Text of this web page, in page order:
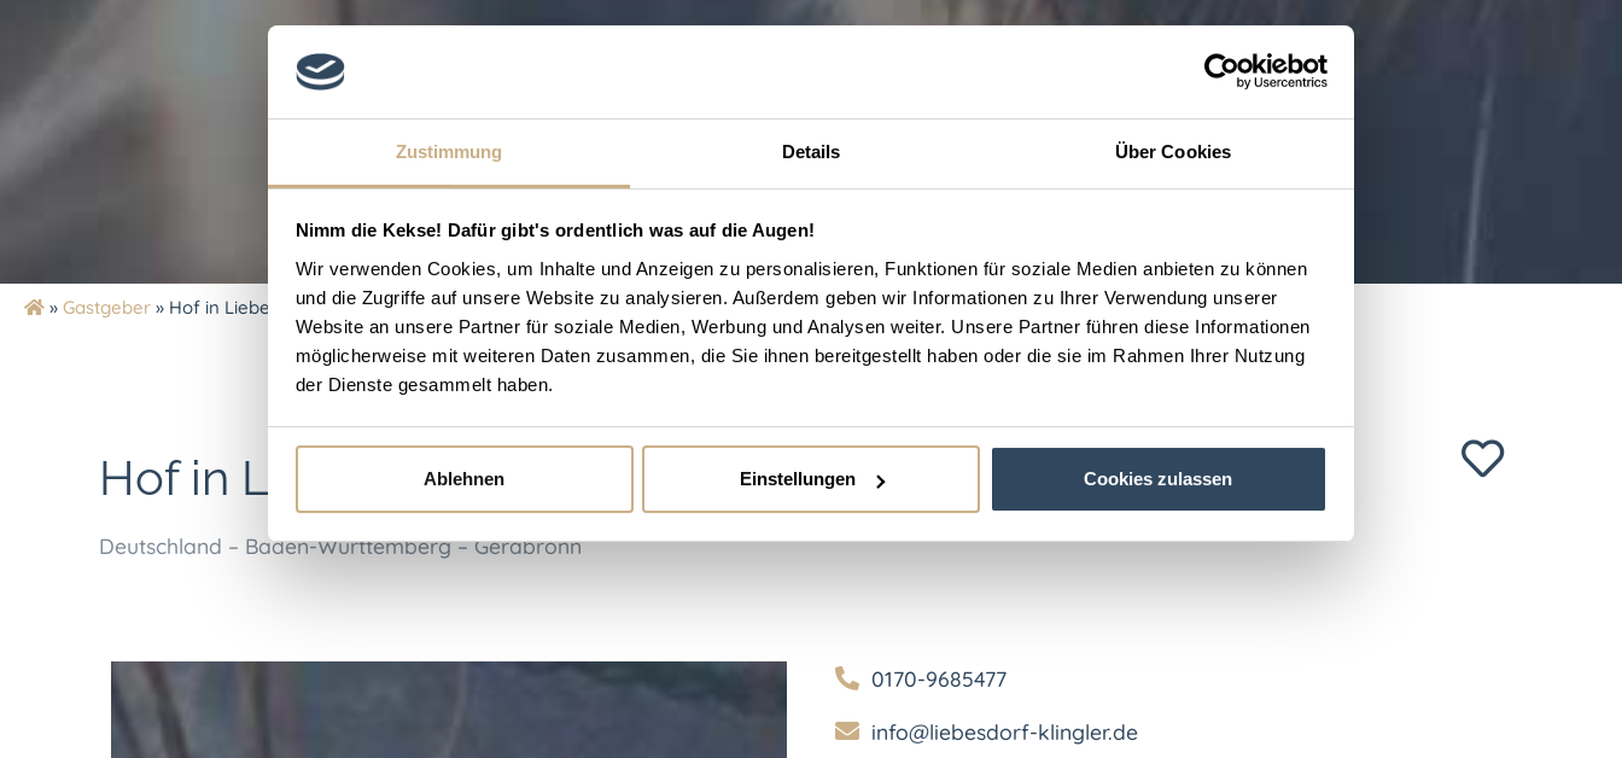
Zustimmung Details Über Cookies
Nimm die Kekse! Dafür gibt's ordentlich was auf die Augen!
Wir verwenden Cookies, um Inhalte und Anzeigen zu personalisieren, Funktionen für soziale Medien anbieten zu können
und die Zugriffe auf unsere Website zu analysieren. Außerdem geben wir Informationen zu Ihrer Verwendung unserer
Website an unsere Partner für soziale Medien, Werbung und Analysen weiter. Unsere Partner führen diese Informationen
möglicherweise mit weiteren Daten zusammen, die Sie ihnen bereitgestellt haben oder die sie im Rahmen Ihrer Nutzung
der Dienste gesammelt haben.
Ablehnen Einstellungen Cookies zulassen
» Gastgeber » Hof in Liebesdorf
Hof in Liebesdorf
Deutschland – Baden-Württemberg – Gerabronn
0170-9685477
info@liebesdorf-klingler.de